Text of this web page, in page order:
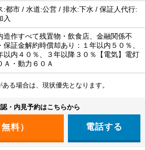
:都市 / 水道:公営 / 排水:下水 / 保証人代行:
入
造作すべて残置物・飲食店、金融関係不
保証金解約時償却あり：１年以内５０％、
以内４０％、３年以降３０％【電気】電灯
Ａ・動力６０Ａ
る場合は、現状優先となります。
・内見予約はこちらから
電話する